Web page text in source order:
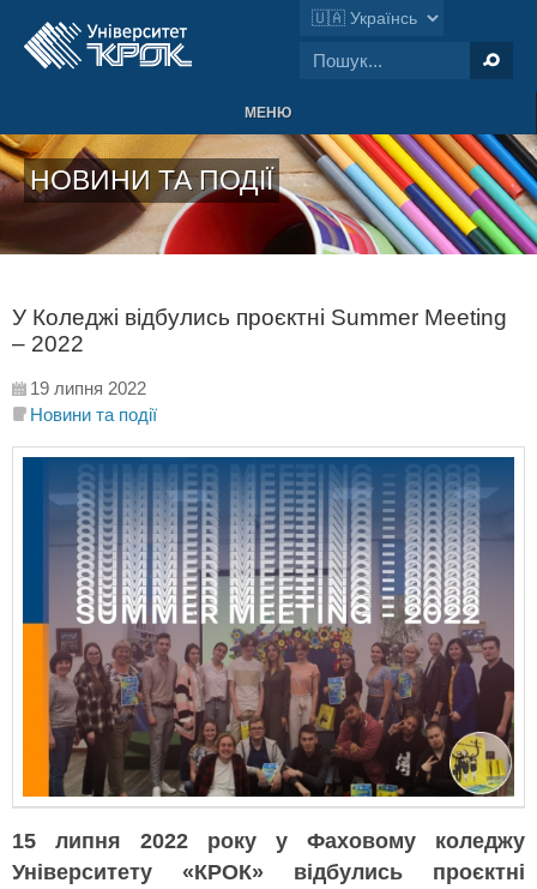
МЕНЮ
НОВИНИ ТА ПОДІЇ
У Коледжі відбулись проєктні Summer Meeting
– 2022
19 липня 2022
Новини та події
15 липня 2022 року у Фаховому коледжу
Університету «КРОК» відбулись проєктні